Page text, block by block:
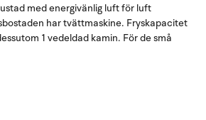
med energivänlig luft för luft
har tvättmaskine. Fryskapacitet
1 vedeldad kamin. För de små